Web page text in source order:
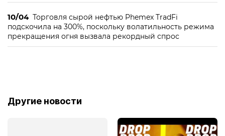
10/04 Торговля сырой нефтью Phemex TradFi
подскочила на 300%, поскольку волатильность режима
прекращения огня вызвала рекордный спрос
Другие новости